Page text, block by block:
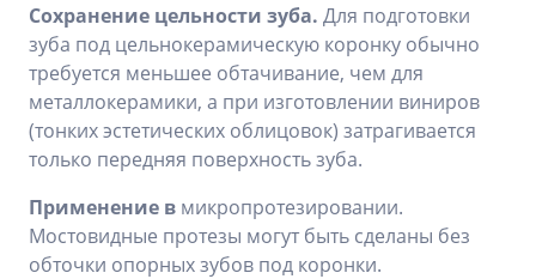
Сохранение цельности зуба. Для подготовки
зуба под цельнокерамическую коронку обычно
требуется меньшее обтачивание, чем для
металлокерамики, а при изготовлении виниров
(тонких эстетических облицовок) затрагивается
только передняя поверхность зуба.
Применение в микропротезировании.
Мостовидные протезы могут быть сделаны без
обточки опорных зубов под коронки.